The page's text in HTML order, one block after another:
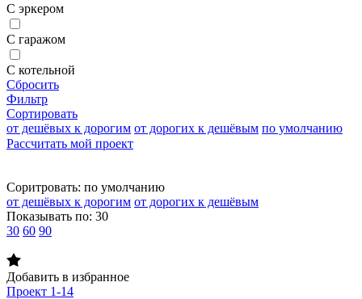
С эркером
С гаражом
С котельной
Сбросить
Фильтр
Сортировать
от дешёвых к дорогим от дорогих к дешёвым по умолчанию
Рассчитать мой проект
Соритровать: по умолчанию
от дешёвых к дорогим от дорогих к дешёвым
Показывать по: 30
30 60 90
Добавить в избранное
Проект 1-14